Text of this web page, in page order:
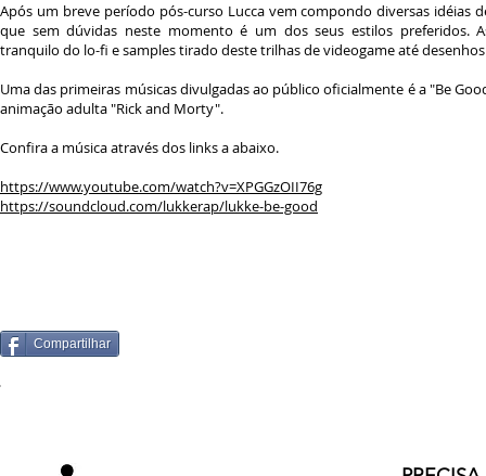
Após um breve período pós-curso Lucca vem compondo diversas idéias
que sem dúvidas neste momento é um dos seus estilos preferidos.
tranquilo do lo-fi e samples tirado deste trilhas de videogame até
Uma das primeiras músicas divulgadas ao público oficialmente é a "Be
animação adulta "Rick and Morty".
Confira a música através dos links a abaixo.
https://www.youtube.com/watch?v=XPGGzOII76g
https://soundcloud.com/lukkerap/lukke-be-good
Compartilhar